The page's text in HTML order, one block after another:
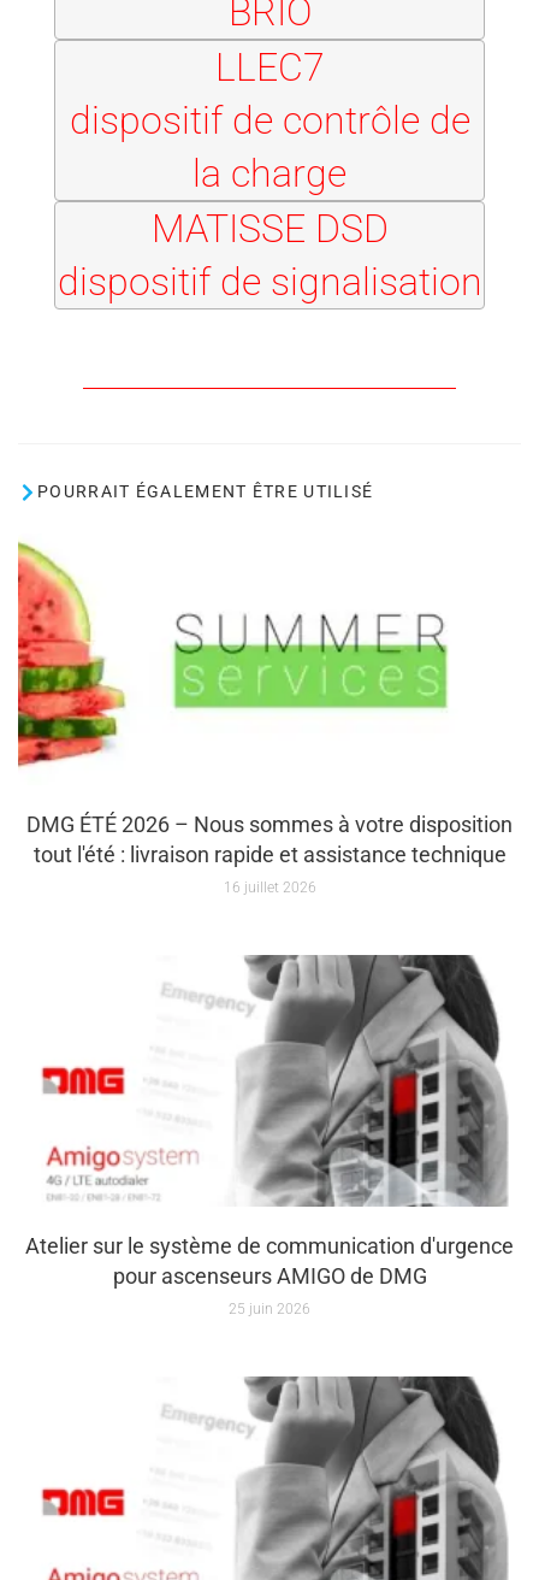
BRIO
LLEC7
dispositif de contrôle de
la charge
MATISSE DSD
dispositif de signalisation
POURRAIT ÉGALEMENT ÊTRE UTILISÉ
DMG ÉTÉ 2026 – Nous sommes à votre disposition
tout l'été : livraison rapide et assistance technique
16 juillet 2026
Atelier sur le système de communication d'urgence
pour ascenseurs AMIGO de DMG
25 juin 2026